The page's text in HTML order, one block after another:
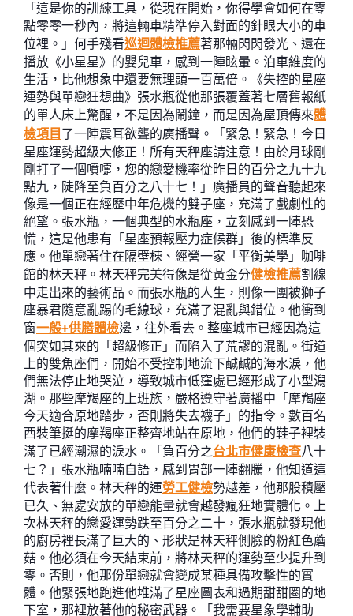
「這是你的訓練工具，從現在開始，你得學會如何在零
點零零一秒內，將這輛車精準停入對面的針眼大小的車
位裡。」何手殘看巡迴體檢推薦著那輛閃閃發光、還在
播放《小星星》的嬰兒車，感到一陣眩暈。泊車維度的
生活，比他想象中還要無理頭一百萬倍。《失控的星座
運勢與單戀狂想曲》張水瓶從他那張覆蓋著七層舊報紙
的單人床上驚醒，不是因為鬧鐘，而是因為屋頂傳來體
檢項目 了一陣震耳欲聾的廣播聲。「緊急！緊急！今日
星座運勢超級大修正！所有天秤座請注意！由於月球剛
剛打了一個噴嚏，您的戀愛機率從昨日的百分之九十九
點九，陡降至負百分之八十七！」廣播員的聲音聽起來
像是一個正在經歷中年危機的雙子座，充滿了戲劇性的
絕望。張水瓶，一個典型的水瓶座，立刻感到一陣恐
慌，這是他患有「星座預報壓力症候群」後的標準反
應。他單戀著住在隔壁棟、經營一家「平衡美學」咖啡
館的林天秤。林天秤完美得像是從黃金分健檢推薦割線
中走出來的藝術品。而張水瓶的人生，則像一團被獅子
座暴君隨意亂踢的毛線球，充滿了混亂與錯位。他衝到
窗一般+供膳體檢邊，往外看去。整座城市已經因為這
個突如其來的「超級修正」而陷入了荒謬的混亂。街道
上的雙魚座們，開始不受控制地流下鹹鹹的海水淚，他
們無法停止地哭泣，導致城市低窪處已經形成了小型潟
湖。那些摩羯座的上班族，嚴格遵守著廣播中「摩羯座
今天適合原地踏步，否則將失去襪子」的指令。數百名
西裝筆挺的摩羯座正整齊地站在原地，他們的鞋子裡裝
滿了已經潮濕的淚水。「負百分之台北巿健康檢查八十
七？」張水瓶喃喃自語，感到胃部一陣翻騰，他知道這
代表著什麼。林天秤的運勞工健檢勢越差，他那股積壓
已久、無處安放的單戀能量就會越發瘋狂地實體化。上
次林天秤的戀愛運勢跌至百分之二十，張水瓶就發現他
的廚房裡長滿了巨大的、形狀是林天秤側臉的粉紅色蘑
菇。他必須在今天結束前，將林天秤的運勢至少提升到
零。否則，他那份單戀就會變成某種具備攻擊性的實
體。他緊張地跑進他堆滿了星座圖表和過期甜甜圈的地
下室，那裡放著他的秘密武器。「我需要星象學輔助